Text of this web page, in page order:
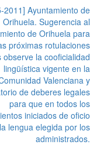
2011] Ayuntamiento de
Orihuela. Sugerencia al
de Orihuela para
próximas rotulaciones
observe la cooficialidad
lingüística vigente en la
Valenciana y
de deberes legales
para que en todos los
iniciados de oficio
lengua elegida por los
administrados.